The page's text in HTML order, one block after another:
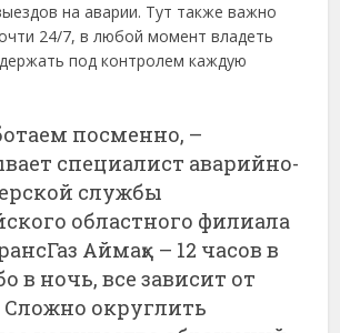
на аварии. Тут также важно
24/7, в любой момент владеть
под контролем каждую
посменно, –
специалист аварийно-
службы
областного филиала
Аймақ». – 12 часов в
в ночь, все зависит от
Сложно округлить